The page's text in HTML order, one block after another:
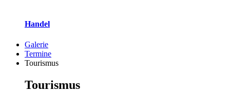
Handel
Galerie
Termine
Tourismus
Tourismus